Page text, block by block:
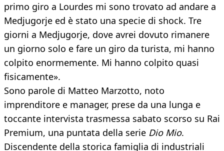
primo giro a Lourdes mi sono trovato ad andare a
Medjugorje ed è stato una specie di shock. Tre
giorni a Medjugorje, dove avrei dovuto rimanere
un giorno solo e fare un giro da turista, mi hanno
colpito enormemente. Mi hanno colpito quasi
fisicamente».
Sono parole di Matteo Marzotto, noto
imprenditore e manager, prese da una lunga e
toccante intervista trasmessa sabato scorso su Rai
Premium, una puntata della serie Dio Mio.
Discendente della storica famiglia di industriali